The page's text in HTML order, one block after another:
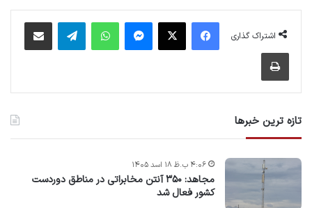
اشتراک گذاری
فیس بوک پیام رسان واتس آپ
تازه ترین خبرها
مجاهد: ۳۵۰ آنتن مخابراتی در مناطق دوردست
کشور فعال شد
۴:۰۶ ب.ظ ۱۸ اسد ۱۴۰۵